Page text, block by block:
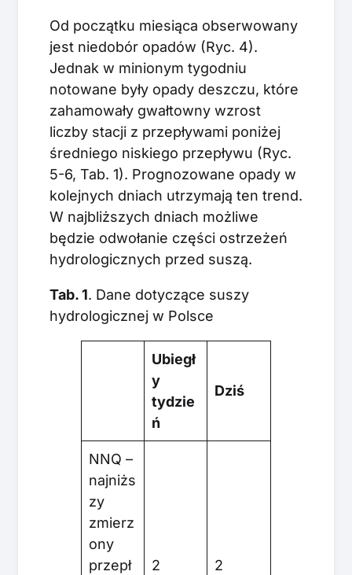
Od początku miesiąca obserwowany
jest niedobór opadów (Ryc. 4).
Jednak w minionym tygodniu
notowane były opady deszczu, które
zahamowały gwałtowny wzrost
liczby stacji z przepływami poniżej
średniego niskiego przepływu (Ryc.
5-6, Tab. 1). Prognozowane opady w
kolejnych dniach utrzymają ten trend.
W najbliższych dniach możliwe
będzie odwołanie części ostrzeżeń
hydrologicznych przed suszą.
Tab. 1. Dane dotyczące suszy
hydrologicznej w Polsce
Ubiegł
y
tydzie
ń
Dziś
NNQ –
najniżs
zy
zmierz
ony
przepł
2 2